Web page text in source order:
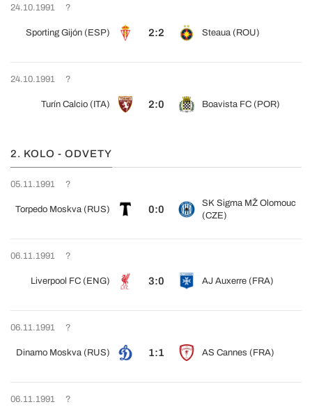
24.10.1991 ?
Sporting Gijón (ESP) 2:2 Steaua (ROU)
24.10.1991 ?
Turín Calcio (ITA) 2:0 Boavista FC (POR)
2. KOLO - ODVETY
05.11.1991 ?
Torpedo Moskva (RUS) 0:0
SK Sigma MŽ Olomouc
(CZE)
06.11.1991 ?
Liverpool FC (ENG) 3:0 AJ Auxerre (FRA)
06.11.1991 ?
Dinamo Moskva (RUS) 1:1 AS Cannes (FRA)
06.11.1991 ?